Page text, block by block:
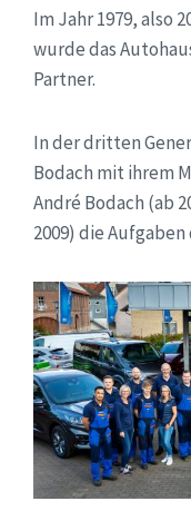
Im Jahr 1979, also
wurde das
Partner.
In der dritten
Bodach mit ihrem
André Bodach (ab
2009) die